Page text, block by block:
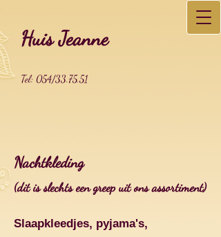
Huis Jeanne
Tel: 054/33.75.51
Nachtkleding
(dit is slechts een greep uit onsassortiment)
Slaapkleedjes, pyjama's,